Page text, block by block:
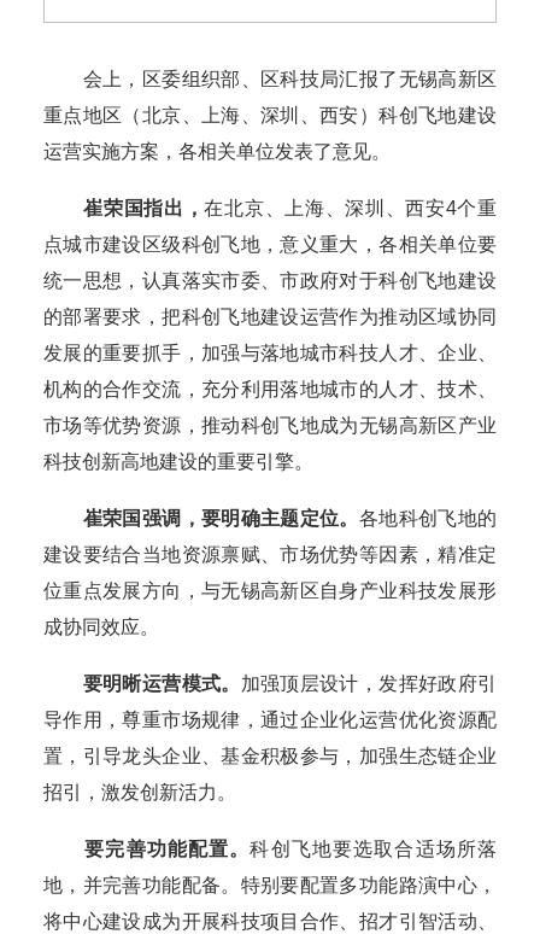
会上，区委组织部、区科技局汇报了无锡高新区
重点地区（北京、上海、深圳、西安）科创飞地建设
运营实施方案，各相关单位发表了意见。
崔荣国指出，在北京、上海、深圳、西安4个重
点城市建设区级科创飞地，意义重大，各相关单位要
统一思想，认真落实市委、市政府对于科创飞地建设
的部署要求，把科创飞地建设运营作为推动区域协同
发展的重要抓手，加强与落地城市科技人才、企业、
机构的合作交流，充分利用落地城市的人才、技术、
市场等优势资源，推动科创飞地成为无锡高新区产业
科技创新高地建设的重要引擎。
崔荣国强调，要明确主题定位。 各地科创飞地的
建设要结合当地资源禀赋、市场优势等因素，精准定
位重点发展方向，与无锡高新区自身产业科技发展形
成协同效应。
要明晰运营模式。 加强顶层设计，发挥好政府引
导作用，尊重市场规律，通过企业化运营优化资源配
置，引导龙头企业、基金积极参与，加强生态链企业
招引，激发创新活力。
要完善功能配置。科创飞地要选取合适场所落
地，并完善功能配备。特别要配置多功能路演中心，
将中心建设成为开展科技项目合作、招才引智活动、